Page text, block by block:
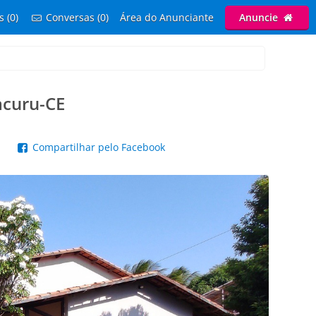
(0) Conversas (0) Área do Anunciante Anuncie
CE
Compartilhar pelo Facebook